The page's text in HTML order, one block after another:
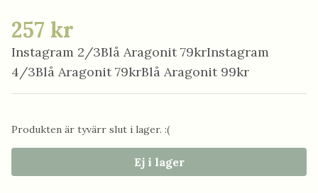
257 kr
Instagram 2/3Blå Aragonit 79krInstagram
4/3Blå Aragonit 79krBlå Aragonit 99kr
Produkten är tyvärr slut i lager. :(
Ej i lager